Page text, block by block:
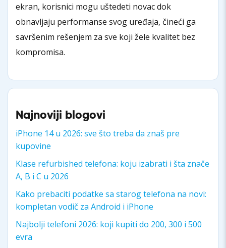
ekran, korisnici mogu uštedeti novac dok
obnavljaju performanse svog uređaja, čineći ga
savršenim rešenjem za sve koji žele kvalitet bez
kompromisa.
Najnoviji blogovi
iPhone 14 u 2026: sve što treba da znaš pre
kupovine
Klase refurbished telefona: koju izabrati i šta znače
A, B i C u 2026
Kako prebaciti podatke sa starog telefona na novi:
kompletan vodič za Android i iPhone
Najbolji telefoni 2026: koji kupiti do 200, 300 i 500
evra